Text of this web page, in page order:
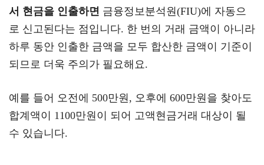
서 현금을 인출하면 금융정보분석원(FIU)에 자동으
로 신고된다는 점입니다. 한 번의 거래 금액이 아니라
하루 동안 인출한 금액을 모두 합산한 금액이 기준이
되므로 더욱 주의가 필요해요.
예를 들어 오전에 500만원, 오후에 600만원을 찾아도
합계액이 1100만원이 되어 고액현금거래 대상이 될
수 있습니다.